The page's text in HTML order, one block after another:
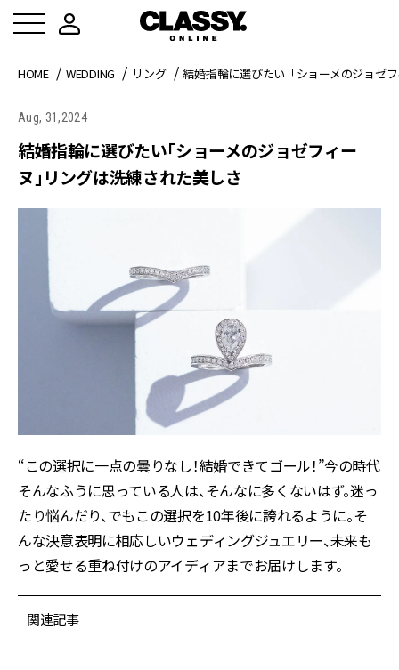
HOME WEDDING リング 結婚指輪に選びたい「ショーメのジョゼ
Aug, 31,2024
結婚指輪に選びたい「ショーメのジョゼフィー
ヌ」リングは洗練された美しさ
“この選択に一点の曇りなし！結婚できてゴール！”――今の時代
そんなふうに思っている人は、そんなに多くないはず。迷っ
たり悩んだり、でもこの選択を10年後に誇れるように。そ
んな決意表明に相応しいウェディングジュエリー、未来も
っと愛せる重ね付けのアイディアまでお届けします。
関連記事